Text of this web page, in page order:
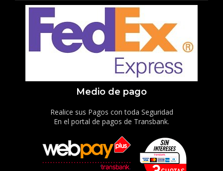
Medio de pago
Realice sus Pagos con toda Seguridad
En el portal de pagos de Transbank.